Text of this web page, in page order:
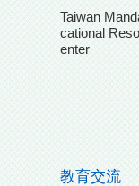
Taiwan
cational
enter
教育交流